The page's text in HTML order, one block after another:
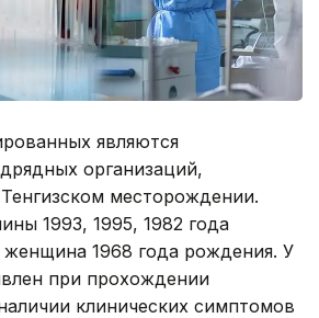
являются
организаций,
месторождении.
1993, 1995, 1982 года
1968 года рождения. У
при прохождении
клинических симптомов